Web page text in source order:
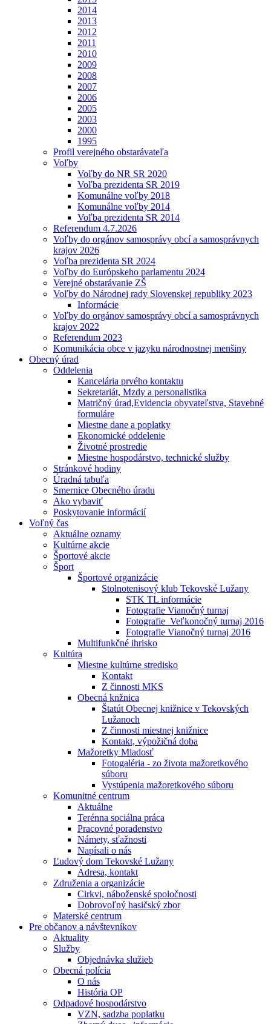
2014
2013
2012
2011
2010
2009
2008
2007
2006
2005
2003
2000
1995
Profil verejného obstarávateľa
Voľby
Voľby do NR SR 2020
Voľba prezidenta SR 2019
Komunálne voľby 2018
Komunálne voľby 2014
Voľba prezidenta SR 2014
Referendum 4.7.2026
Voľby do orgánov samosprávy obcí a samosprávnych
krajov 2026
Voľba prezidenta SR 2024
Voľby do Európskeho parlamentu 2024
Verejné obstarávanie ZŠ
Voľby do Národnej rady Slovenskej republiky 2023
Informácie
Voľby do orgánov samosprávy obcí a samosprávnych
krajov 2022
Referendum 2023
Komunikácia obce v jazyku národnostnej menšiny
Obecný úrad
Oddelenia
Kancelária prvého kontaktu
Sekretariát, Mzdy a personalistika
Matričný úrad,Evidencia obyvateľstva, Stavebné
formuláre
Miestne dane a poplatky
Ekonomické oddelenie
Životné prostredie
Miestne hospodárstvo, technické služby
Stránkové hodiny
Úradná tabuľa
Smernice Obecného úradu
Ako vybaviť
Poskytovanie informácií
Voľný čas
Aktuálne oznamy
Kultúrne akcie
Športové akcie
Šport
Športové organizácie
Stolnotenisový klub Tekovské Lužany
STK TL informácie
Fotografie Vianočný turnaj
Fotografie_Veľkonočný turnaj 2016
Fotografie Vianočný turnaj 2016
Multifunkčné ihrisko
Kultúra
Miestne kultúrne stredisko
Kontakt
Z činnosti MKS
Obecná knžnica
Štatút Obecnej knižnice v Tekovských
Lužanoch
Z činnosti miestnej knižnice
Kontakt, výpožičná doba
Mažoretky Mladosť
Fotogaléria - zo života mažoretkového
súboru
Vystúpenia mažoretkového súboru
Komunitné centrum
Aktuálne
Terénna sociálna práca
Pracovné poradenstvo
Námety, sťažnosti
Napísali o nás
Ľudový dom Tekovské Lužany
Adresa, kontakt
Združenia a organizácie
Cirkvi, náboženské spoločnosti
Dobrovoľný hasičský zbor
Materské centrum
Pre občanov a návštevníkov
Aktuality
Služby
Objednávka služieb
Obecná polícia
O nás
História OP
Odpadové hospodárstvo
VZN, sadzba poplatku